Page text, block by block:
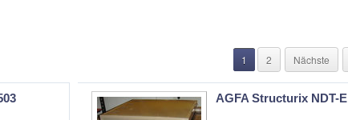
1 2 Nächste
AGFA Structurix NDT-E